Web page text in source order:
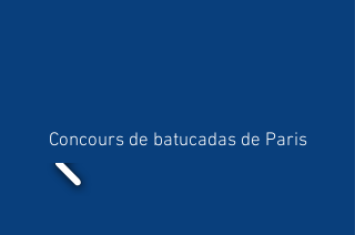
Concours de batucadas de Paris